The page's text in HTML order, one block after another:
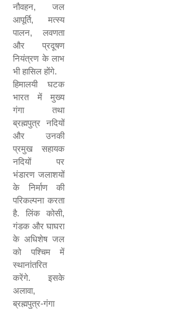
नौवहन, जल
आपूर्ति, मत्स्य
पालन, लवणता
और प्रदूषण
नियंत्रण के लाभ
भी हासिल होंगे.
हिमालयी घटक
भारत में मुख्य
गंगा तथा
ब्रह्मपुत्र नदियों
और उनकी
प्रमुख सहायक
नदियों पर
भंडारण जलाशयों
के निर्माण की
परिकल्पना करता
है. लिंक कोसी,
गंडक और घाघरा
के अधिशेष जल
को पश्चिम में
स्थानांतरित
करेंगे. इसके
अलावा,
ब्रह्मपुत्र-गंगा